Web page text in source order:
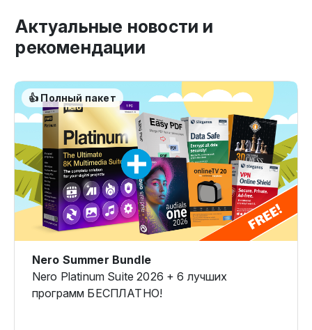
Актуальные новости и
рекомендации
👍 Полный пакет
Nero Summer Bundle
Nero Platinum Suite 2026 + 6 лучших
программ БЕСПЛАТНО!